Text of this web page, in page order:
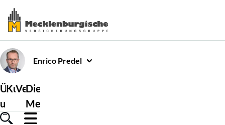
Enrico Predel
Über
uns
Kundenservice
Versicherungen
Die
Mecklenburgische